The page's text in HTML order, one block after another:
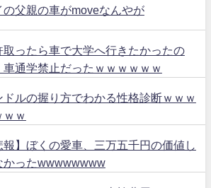
の父親の車がmoveなんやが
取ったら車で大学へ行きたかったの
車通学禁止だったｗｗｗｗｗｗ
ドルの握り方でわかる性格診断ｗｗｗ
ｗｗ
報】ぼくの愛車、三万五千円の価値し
かったwwwwwwww